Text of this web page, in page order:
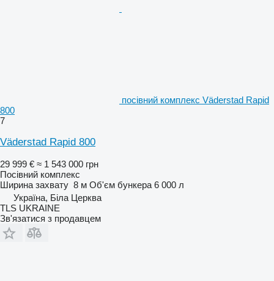
посівний комплекс Väderstad Rapid
800
7
Väderstad Rapid 800
29 999 € ≈ 1 543 000 грн
Посівний комплекс
Ширина захвату 8 м Об'єм бункера 6 000 л
Україна, Біла Церква
TLS UKRAINE
Зв'язатися з продавцем